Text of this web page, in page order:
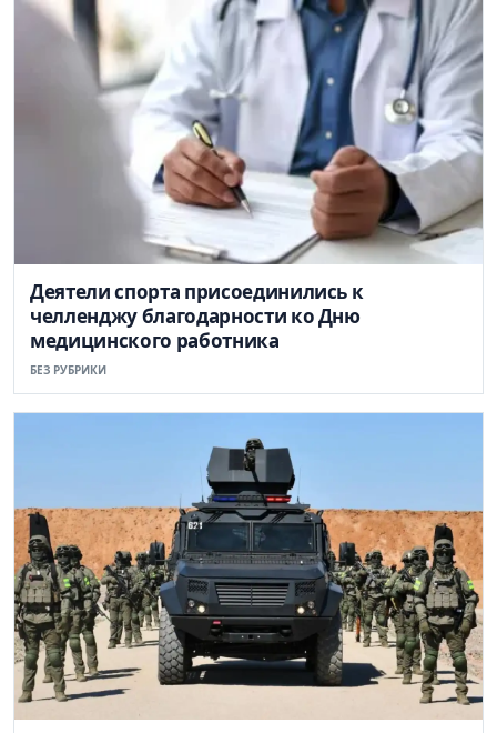
Деятели спорта присоединились к
челленджу благодарности ко Дню
медицинского работника
БЕЗ РУБРИКИ